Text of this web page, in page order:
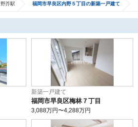
野芥駅 福岡市早良区内野５丁目の新築一戸建て
新築一戸建て
福岡市早良区梅林７丁目
3,088万円〜4,288万円